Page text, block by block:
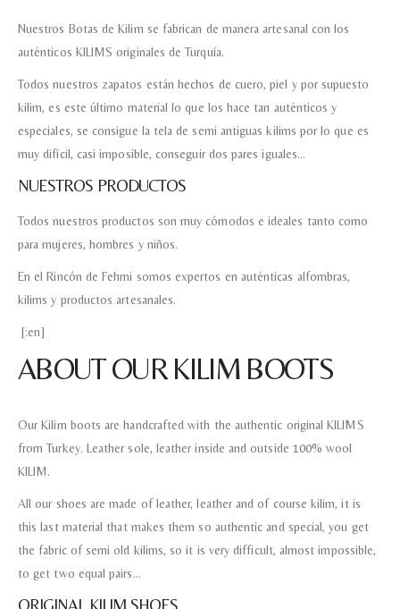
Nuestros Botas de Kilim se fabrican de manera artesanal con los
auténticos KILIMS originales de Turquía.
Todos nuestros zapatos están hechos de cuero, piel y por supuesto
kilim, es este último material lo que los hace tan auténticos y
especiales, se consigue la tela de semi antiguas kilims por lo que es
muy difícil, casi imposible, conseguir dos pares iguales…
NUESTROS PRODUCTOS
Todos nuestros productos son muy cómodos e ideales tanto como
para mujeres, hombres y niños.
En el Rincón de Fehmi somos expertos en auténticas alfombras,
kilims y productos artesanales.
[:en]
ABOUT OUR KILIM BOOTS
Our Kilim boots are handcrafted with the authentic original KILIMS
from Turkey. Leather sole, leather inside and outside 100% wool
KILIM.
All our shoes are made of leather, leather and of course kilim, it is
this last material that makes them so authentic and special, you get
the fabric of semi old kilims, so it is very difficult, almost impossible,
to get two equal pairs…
ORIGINAL KILIM SHOES